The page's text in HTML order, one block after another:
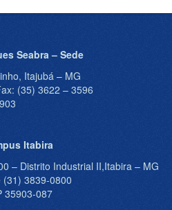
Seabra – Sede
Itajubá – MG
(35) 3622 – 3596
Itabira
– Distrito Industrial II,Itabira – MG
(31) 3839-0800
35903-087